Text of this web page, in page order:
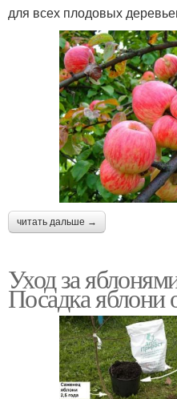
для всех плодовых
читать дальше →
Уход за
Посадка яблони